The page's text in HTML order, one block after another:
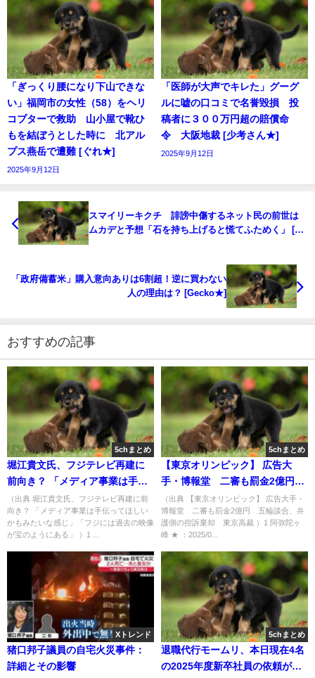
「ぎっくり腰になり下山できな
い」福岡市の女性（58）をヘリ
コプターで救助 山小屋で靴ひ
もを結ぼうとした時に 北アル
プス燕岳で遭難 [ぐれ★]
2025年9月12日
「医師が大声でキレた」グーグ
ルに嘘の口コミで名誉毀損 投
稿者に３００万円超の賠償命
令 大阪地裁 [少考さん★]
2025年9月12日
スマイリーキクチ 誹謗中傷するネット民の前世は
ムカデと予想「石を持ち上げると慌てふためく」 [ネ
「政府備蓄米」購入意向ありは6割超！逆に買わない
人の理由は？ [Gecko★]
おすすめの記事
5chまとめ
堀江貴文氏、フジテレビ再建に
前向き？ 「メディア事業は手伝
ってほしいかもみたいな感じ」
「フジには過去の映像が宝のよ
うにある」 [冬月記者★]
（出典 堀江貴文氏、フジテレビ再建に前
向き？ 「メディア事業は手伝ってほしい
かもみたいな感じ」「フジには過去の映像
が宝のようにある」 ）1 ...
5chまとめ
【東京オリンピック】 広告大
手・博報堂 二審も罰金2億円
五輪談合、弁護側の控訴棄却
東京高裁 [阿弥陀ヶ峰★]
（出典 【東京オリンピック】 広告大手・
博報堂 二審も罰金2億円 五輪談合、弁
護側の控訴棄却 東京高裁 ）1 阿弥陀ヶ
峰 ★ ：2025/0...
Xトレンド
猪口邦子議員の自宅火災事件：
詳細とその影響
5chまとめ
退職代行モームリ、本日現在4名
の2025年度新卒社員の依頼が来